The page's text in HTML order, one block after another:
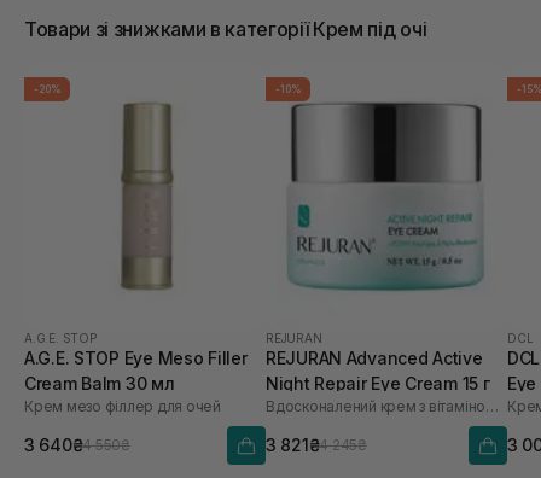
Товари зі знижками в категорії Крем під очі
-20%
A.G.E. STOP
A.G.E. STOP Eye Meso Filler
Cream Balm 30 мл
Крем мезо філлер для очей
3 640₴4 550₴
-10%
REJURAN
REJURAN Advanced Active
Night Repair Eye Cream 15 г
Вдосконалений крем з вітаміном C для відновлення шкіри навколо очей
3 821₴4 245₴
-
DCL
3